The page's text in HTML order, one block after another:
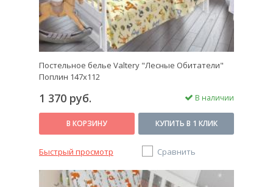
Постельное белье Valtery "Лесные Обитатели"
Поплин 147х112
1 370 руб. В наличии
В КОРЗИНУ КУПИТЬ В 1 КЛИК
Быстрый просмотр Сравнить